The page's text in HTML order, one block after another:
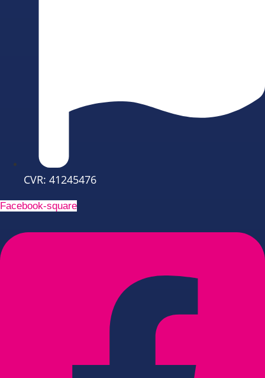
CVR: 41245476
Facebook-square